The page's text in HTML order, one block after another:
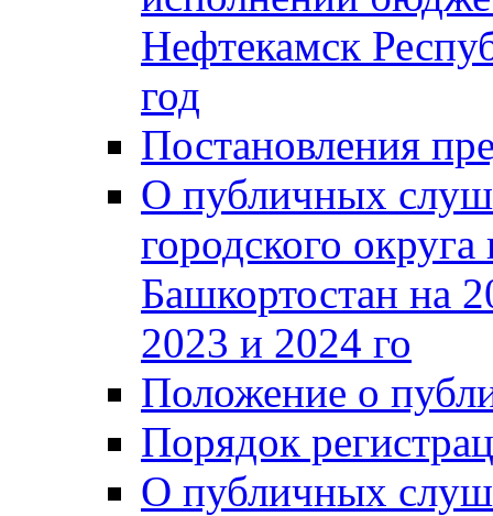
Нефтекамск
год
Постановления
О публичных
городского
Башкортостан на
2023 и 2024 го
Положение о
Порядок
О публичных